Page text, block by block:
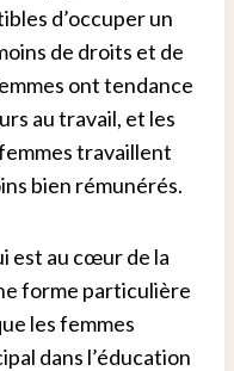
d’occuper un
de droits et de
ont tendance
au travail, et les
travaillent
bien rémunérés.
est au cœur de la
forme particulière
les femmes
dans l’éducation